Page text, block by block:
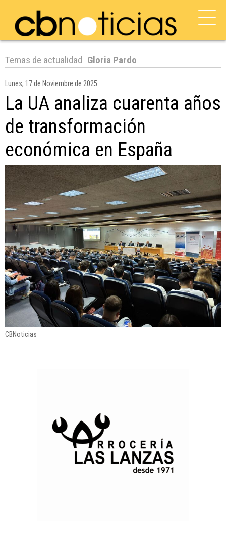
Temas de actualidad Gloria Pardo
Lunes, 17 de Noviembre de 2025
La UA analiza cuarenta años
de transformación
económica en España
CBNoticias